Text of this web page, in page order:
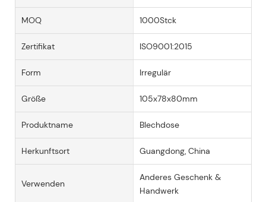
MOQ 1000Stck
Zertifikat ISO9001:2015
Form Irregulär
Größe 105x78x80mm
Produktname Blechdose
Herkunftsort Guangdong, China
Verwenden
Anderes Geschenk &
Handwerk